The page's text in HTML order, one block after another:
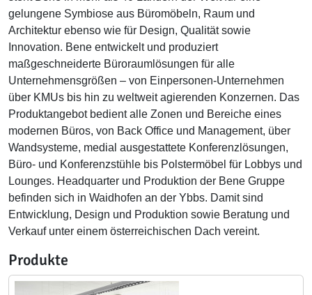
gelungene Symbiose aus Büromöbeln, Raum und
Architektur ebenso wie für Design, Qualität sowie
Innovation. Bene entwickelt und produziert
maßgeschneiderte Büroraumlösungen für alle
Unternehmensgrößen – von Einpersonen-Unternehmen
über KMUs bis hin zu weltweit agierenden Konzernen. Das
Produktangebot bedient alle Zonen und Bereiche eines
modernen Büros, von Back Office und Management, über
Wandsysteme, medial ausgestattete Konferenzlösungen,
Büro- und Konferenzstühle bis Polstermöbel für Lobbys und
Lounges. Headquarter und Produktion der Bene Gruppe
befinden sich in Waidhofen an der Ybbs. Damit sind
Entwicklung, Design und Produktion sowie Beratung und
Verkauf unter einem österreichischen Dach vereint.
Produkte